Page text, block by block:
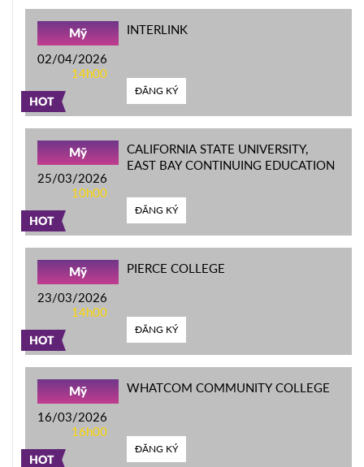
HOT
Mỹ
02/04/2026
14h00
INTERLINK
ĐĂNG KÝ
HOT
Mỹ
25/03/2026
10h00
CALIFORNIA STATE UNIVERSITY,
EAST BAY CONTINUING EDUCATION
ĐĂNG KÝ
HOT
Mỹ
23/03/2026
14h00
PIERCE COLLEGE
ĐĂNG KÝ
HOT
Mỹ
16/03/2026
16h00
WHATCOM COMMUNITY COLLEGE
ĐĂNG KÝ